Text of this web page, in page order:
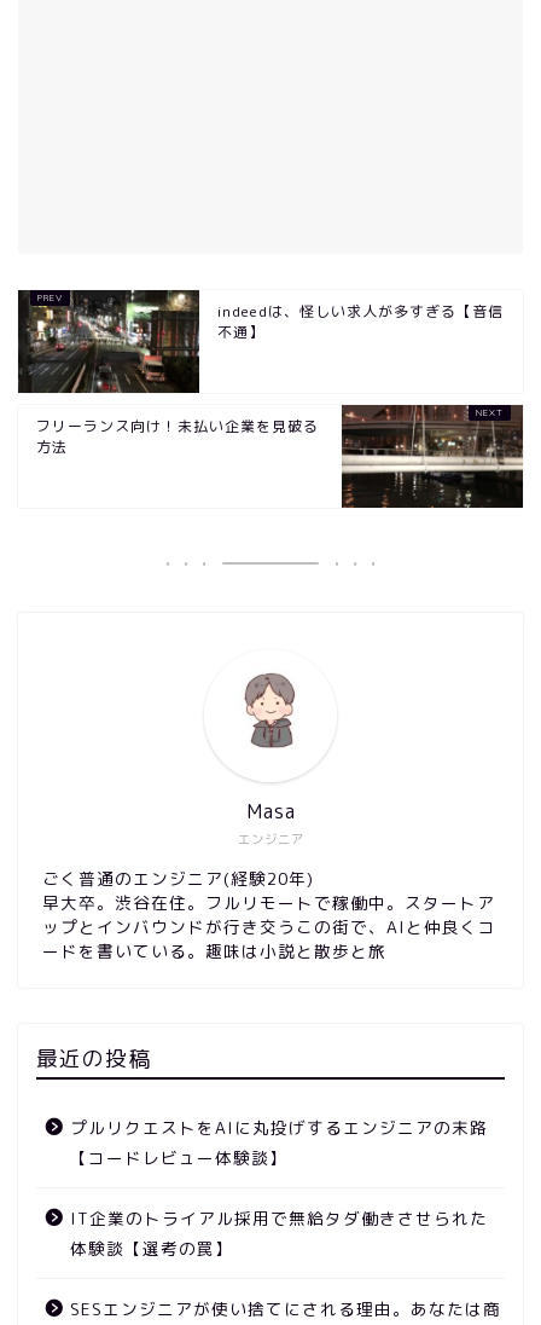
indeedは、怪しい求人が多すぎる【音信
不通】
フリーランス向け！未払い企業を見破る
方法
エンジニア
Masa
ごく普通のエンジニア(経験20年)
早大卒。渋谷在住。フルリモートで稼働中。スタートア
ップとインバウンドが行き交うこの街で、AIと仲良くコ
ードを書いている。趣味は小説と散歩と旅
最近の投稿
プルリクエストをAIに丸投げするエンジニアの末路
【コードレビュー体験談】
IT企業のトライアル採用で無給タダ働きさせられた
体験談【選考の罠】
SESエンジニアが使い捨てにされる理由。あなたは商